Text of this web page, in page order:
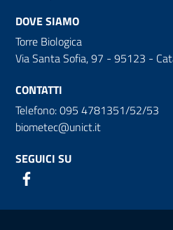
DOVE SIAMO
Torre Biologica
Via Santa Sofia, 97 - 95123 -
CONTATTI
Telefono: 095 4781351/52/53
biometec@unict.it
SEGUICI SU
Link e informazioni